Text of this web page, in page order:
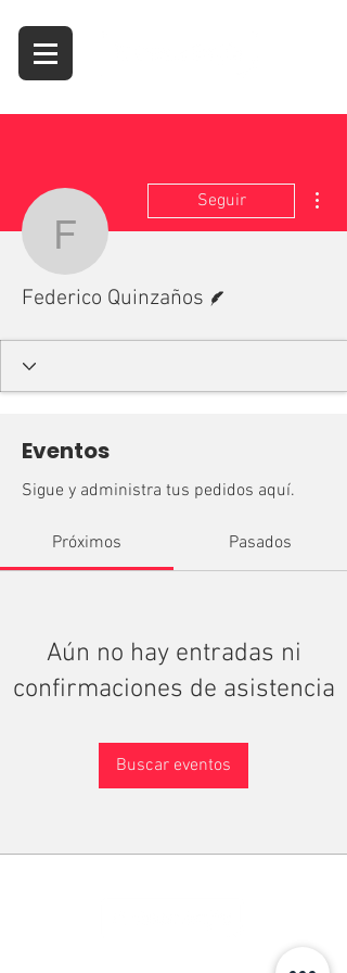
Federico
Seguir
Federico Quinzaños
Eventos
Sigue y administra tus pedidos aquí.
Próximos Pasados
Aún no hay entradas ni
confirmaciones de asistencia
Buscar eventos